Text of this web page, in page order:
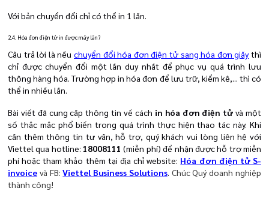
Với bản chuyển đổi chỉ có thể in 1 lần.
2.4. Hóa đơn điện tử in được mấy lần?
Câu trả lời là nếu chuyển đổi hóa đơn điện tử sang hóa đơn giấythì
chỉ được chuyển đổi một lần duy nhất để phục vụ quá trình lưu
thông hàng hóa. Trường hợp in hóa đơn để lưu trữ, kiểm kê,... thì có
thể in nhiều lần.
Bài viết đã cung cấp thông tin về cách in hóa đơn điện tử và một
số thắc mắc phổ biến trong quá trình thực hiện thao tác này. Khi
cần thêm thông tin tư vấn, hỗ trợ, quý khách vui lòng liên hệ với
Viettel qua hotline: 18008111 (miễn phí) để nhận được hỗ trợ miễn
phí hoặc tham khảo thêm tại địa chỉ website: Hóa đơn điện tử S-
invoice và FB:Viettel Business Solutions. Chúc Quý doanh nghiệp
thành công!